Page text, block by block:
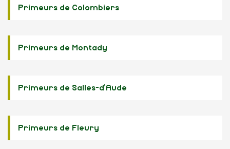
Primeurs de Colombiers
Primeurs de Montady
Primeurs de Salles-d'Aude
Primeurs de Fleury